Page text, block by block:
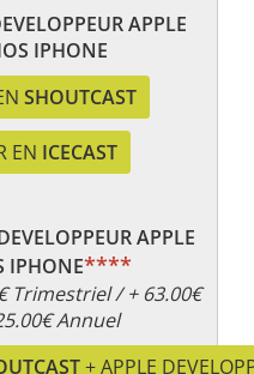
APPLE
IPHONE
SHOUTCAST
EN ICECAST
APPLE
IPHONE****
Trimestriel / + 63.00€
Annuel
+ APPLE